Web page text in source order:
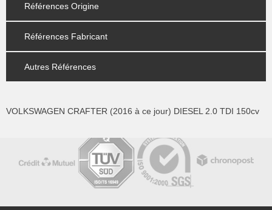
Références Origine
Références Fabricant
Autres Références
VOLKSWAGEN CRAFTER (2016 à ce jour) DIESEL 2.0 TDI 150cv